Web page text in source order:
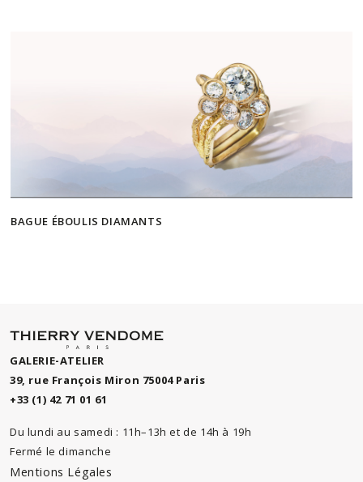
BAGUE ÉBOULIS DIAMANTS
GALERIE-ATELIER
39, rue François Miron 75004 Paris
+33 (1) 42 71 01 61
Du lundi au samedi : 11h–13h et de 14h à 19h
Fermé le dimanche
Mentions Légales